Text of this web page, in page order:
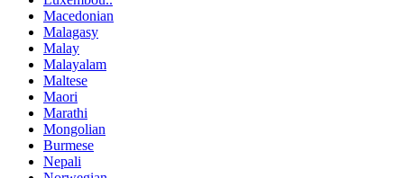
Macedonian
Malagasy
Malay
Malayalam
Maltese
Maori
Marathi
Mongolian
Burmese
Nepali